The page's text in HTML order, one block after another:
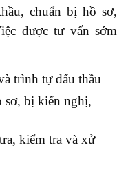
chuẩn bị hồ sơ,
được tư vấn sớm
trình tự đấu thầu
sơ, bị kiến nghị,
kiểm tra và xử